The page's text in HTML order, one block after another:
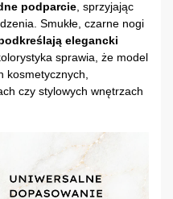
podparcie , sprzyjając
Smukłe, czarne nogi
elegancki
sprawia, że model
kosmetycznych,
czy stylowych wnętrzach